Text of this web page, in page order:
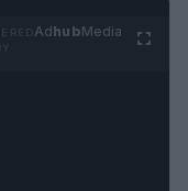
AdhubMedia